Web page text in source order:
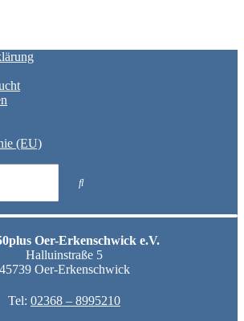
(EU)
Oer-Erkenschwick e.V.
Halluinstraße 5
45739 Oer-Erkenschwick
Tel: 02368 – 8995210